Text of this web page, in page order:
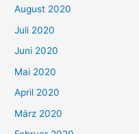
August 2020
Juli 2020
Juni 2020
Mai 2020
April 2020
März 2020